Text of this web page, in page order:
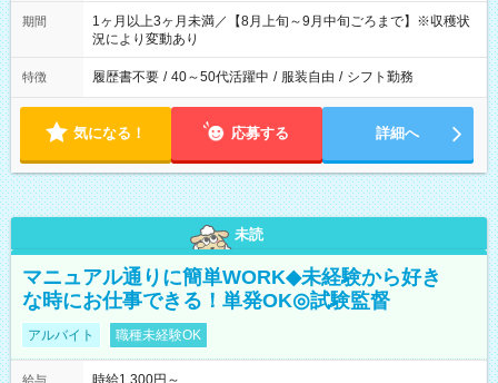
期間
1ヶ月以上3ヶ月未満／【8月上旬～9月中旬ごろまで】※収穫状
況により変動あり
特徴 履歴書不要 / 40～50代活躍中 / 服装自由 / シフト勤務
気になる！ 応募する 詳細へ
未読
マニュアル通りに簡単WORK◆未経験から好き
な時にお仕事できる！単発OK◎試験監督
アルバイト 職種未経験OK
給与
時給1,300円～